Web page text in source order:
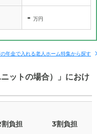
- 万円
年金で入れる老人ホーム特集から探す
ットの場合）」におけ
負担 3割負担